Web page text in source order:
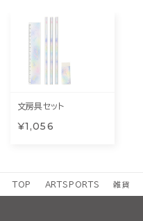
文房具セット
¥1,056
TOP ARTSPORTS 雑貨